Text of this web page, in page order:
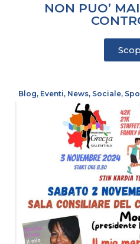
NON PUO’
Blog, Eventi, News, Sociale,